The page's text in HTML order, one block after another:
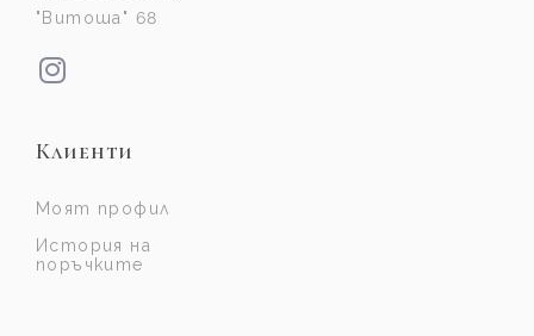
"Витоша" 68
Клиенти
Моят профил
История на
поръчките